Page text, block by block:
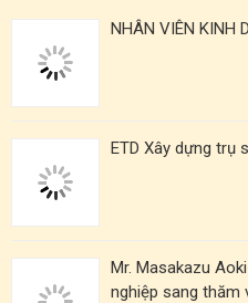
NHÂN VIÊN KINH
ETD Xây dựng trụ
Mr. Masakazu
nghiệp sang thăm